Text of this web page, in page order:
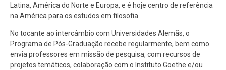
Latina, América do Norte e Europa, e é hoje centro de referência
na América para os estudos em filosofia.
No tocante ao intercâmbio com Universidades Alemãs, o
Programa de Pós-Graduação recebe regularmente, bem como
envia professores em missão de pesquisa, com recursos de
projetos temáticos, colaboração com o Instituto Goethe e/ou